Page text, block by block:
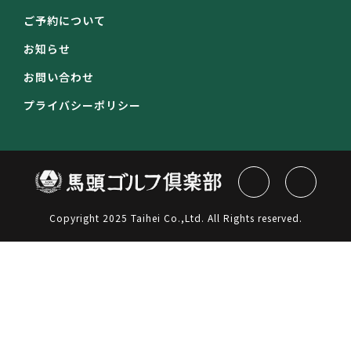
ご予約について
お知らせ
お問い合わせ
プライバシーポリシー
Copyright 2025 Taihei Co.,Ltd. All Rights reserved.